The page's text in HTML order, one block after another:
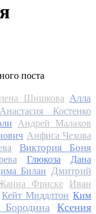
поста
Шишкова Алла
Анастасия Костенко
Андрей Малахов
Анфиса Чехова
Виктория Боня
Глюкоза
Дана
Билан Дмитрий
Фриске
Иван
Кейт Миддлтон Ким
Ксения